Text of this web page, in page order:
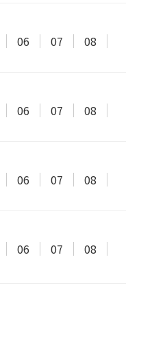
06 07
08
06 07
08
06 07
08
06 07
08